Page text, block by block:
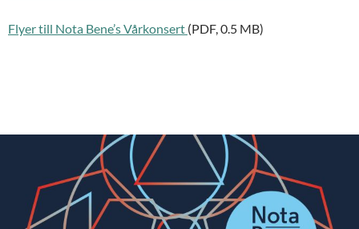
Flyer till Nota Bene’s Vårkonsert (PDF, 0.5 MB)